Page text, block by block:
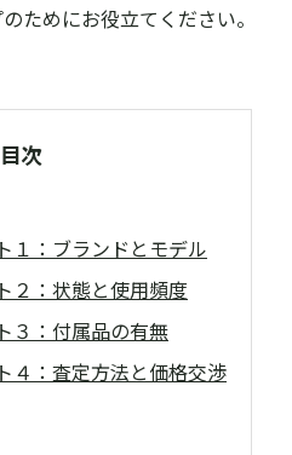
ためにお役立てください。
目次
１：ブランドとモデル
２：状態と使用頻度
３：付属品の有無
４：査定方法と価格交渉